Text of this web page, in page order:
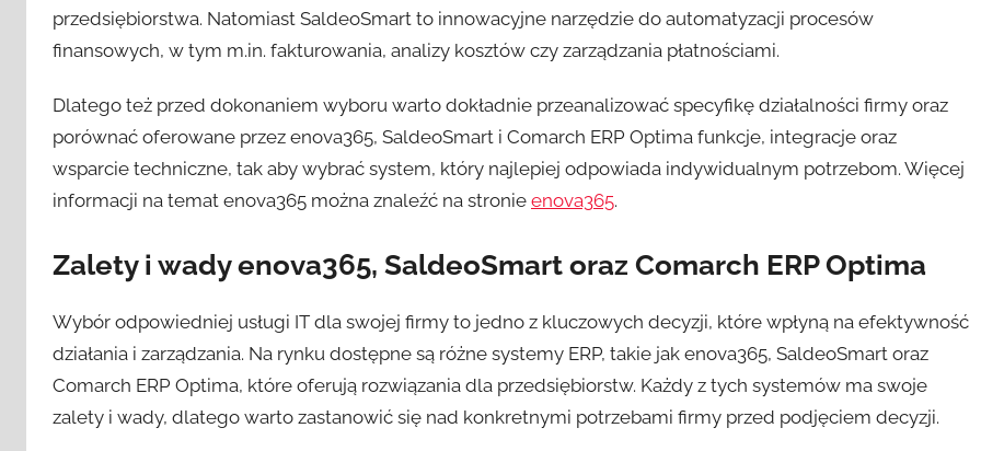
przedsiębiorstwa. Natomiast SaldeoSmart to innowacyjne narzędzie do automatyzacji procesów
finansowych, w tym m.in. fakturowania, analizy kosztów czy zarządzania płatnościami.
Dlatego też przed dokonaniem wyboru warto dokładnie przeanalizować specyfikę działalności firmy oraz
porównać oferowane przez enova365, SaldeoSmart i Comarch ERP Optima funkcje, integracje oraz
wsparcie techniczne, tak aby wybrać system, który najlepiej odpowiada indywidualnym potrzebom. Więcej
informacji na temat enova365 można znaleźć na stronie enova365.
Zalety i wady enova365, SaldeoSmart oraz Comarch ERP Optima
Wybór odpowiedniej usługi IT dla swojej firmy to jedno z kluczowych decyzji, które wpłyną na efektywność
działania i zarządzania. Na rynku dostępne są różne systemy ERP, takie jak enova365, SaldeoSmart oraz
Comarch ERP Optima, które oferują rozwiązania dla przedsiębiorstw. Każdy z tych systemów ma swoje
zalety i wady, dlatego warto zastanowić się nad konkretnymi potrzebami firmy przed podjęciem decyzji.